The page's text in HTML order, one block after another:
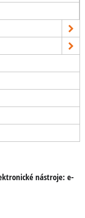
nástroje: e-